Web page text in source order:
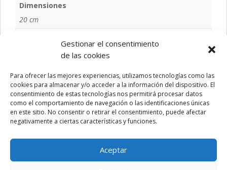
Gestionar el consentimiento
de las cookies
Para ofrecer las mejores experiencias, utilizamos tecnologías como las
cookies para almacenar y/o acceder a la información del dispositivo. El
consentimiento de estas tecnologías nos permitirá procesar datos
como el comportamiento de navegación o las identificaciones únicas
en este sitio. No consentir o retirar el consentimiento, puede afectar
negativamente a ciertas características y funciones.
Aceptar
Dimensiones
20 cm
MARINO, NEGRO, VERDE
S/T
PRODUCTOS RELACIONADOS